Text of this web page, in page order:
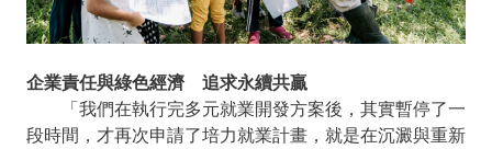
企業責任與綠色經濟 追求永續共贏
「我們在執行完多元就業開發方案後，其實暫停了一
段時間，才再次申請了培力就業計畫，就是在沉澱與重新